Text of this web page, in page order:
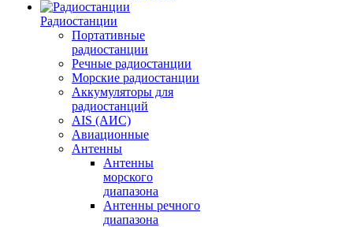
Радиостанции
Портативные
радиостанции
Речные радиостанции
Морские радиостанции
Аккумуляторы для
радиостанций
AIS (АИС)
Авиационные
Антенны
Антенны
морского
диапазона
Антенны речного
диапазона